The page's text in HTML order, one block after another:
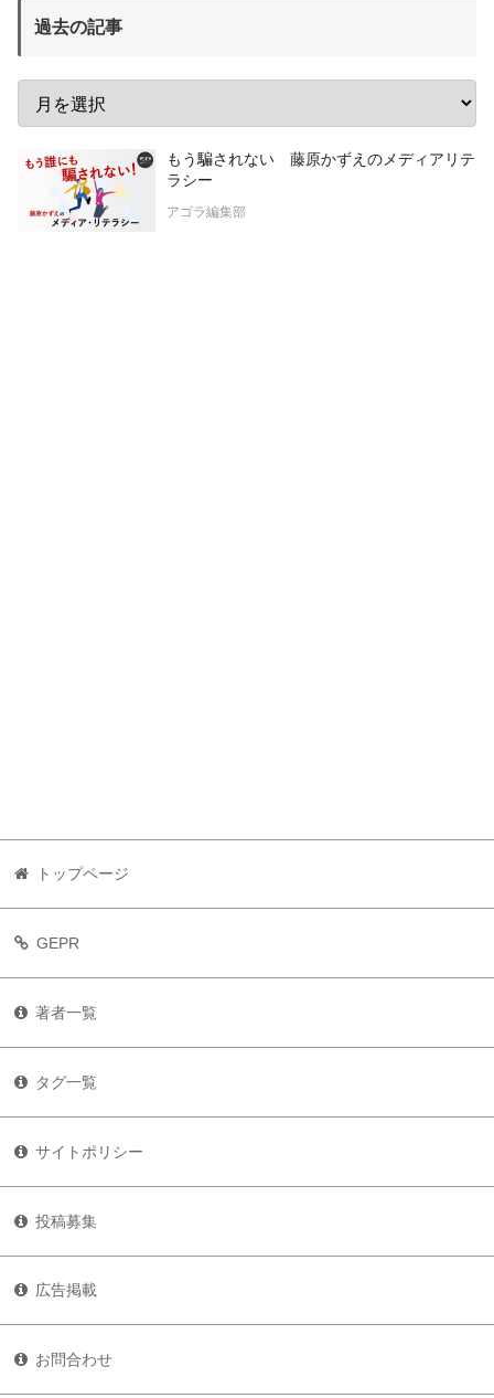
過去の記事
もう騙されない 藤原かずえのメディアリテ
ラシー
アゴラ編集部
トップページ
GEPR
著者一覧
タグ一覧
サイトポリシー
投稿募集
広告掲載
お問合わせ